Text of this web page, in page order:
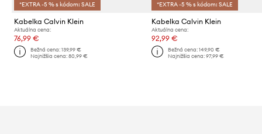
*EXTRA -5 % s kódom: SALE
Kabelka Calvin Klein
Aktuálna cena:
76,99 €
Bežná cena:139,99 €
Najnižšia cena:80,99 €
*EXTRA -5 % s kódom: SALE
Kabelka Calvin Klein
Aktuálna cena:
92,99 €
Bežná cena: 149,90 €
Najnižšia cena: 97,99 €